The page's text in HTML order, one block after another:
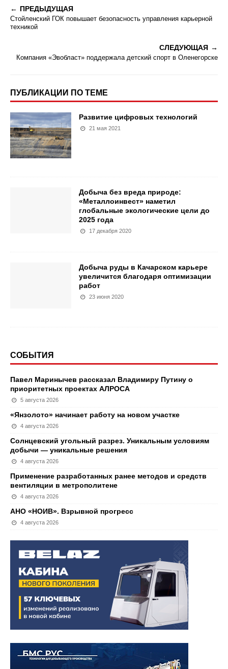
ПРЕДЫДУЩАЯ
Стойленский ГОК повышает безопасность управления карьерной
техникой
СЛЕДУЮЩАЯ
Компания «Эвобласт» поддержала детский спорт в Оленегорске
ПУБЛИКАЦИИ ПО ТЕМЕ
Развитие цифровых технологий
21 мая 2021
Добыча без вреда природе:
«Металлоинвест» наметил
глобальные экологические цели до
2025 года
17 декабря 2020
Добыча руды в Качарском карьере
увеличится благодаря оптимизации
работ
23 июня 2020
СОБЫТИЯ
Павел Маринычев рассказал Владимиру Путину о
приоритетных проектах АЛРОСА
5 августа 2026
«Янзолото» начинает работу на новом участке
4 августа 2026
Солнцевский угольный разрез. Уникальным условиям
добычи — уникальные решения
4 августа 2026
Применение разработанных ранее методов и средств
вентиляции в метрополитене
4 августа 2026
АНО «НОИВ». Взрывной прогресс
4 августа 2026